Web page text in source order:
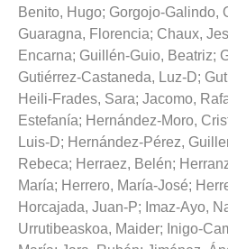
Benito, Hugo; Gorgojo-Galindo,
Guaragna, Florencia; Chaux,
Encarna; Guillén-Guio, Beatriz;
Gutiérrez-Castaneda, Luz-D;
Heili-Frades, Sara; Jacomo,
Estefanía; Hernández-Moro,
Luis-D; Hernández-Pérez,
Rebeca; Herraez, Belén;
María; Herrero, María-José;
Horcajada, Juan-P; Imaz-Ayo,
Urrutibeaskoa, Maider; Inigo-